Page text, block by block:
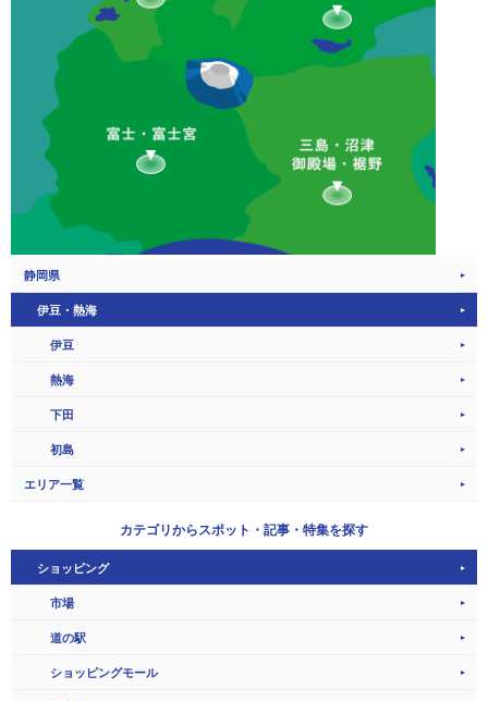
静岡県
伊豆・熱海
伊豆
熱海
下田
初島
エリア一覧
カテゴリから スポット・記事・特集を探す
ショッピング
市場
道の駅
ショッピングモール